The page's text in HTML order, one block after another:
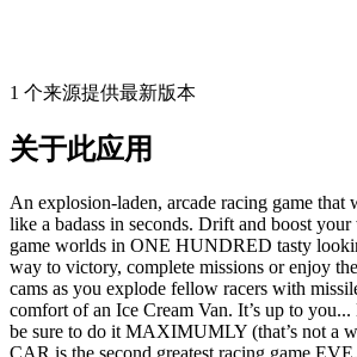
1 个来源提供最新版本
关于此应用
An explosion-laden, arcade racing game
like a badass in seconds. Drift and boost
game worlds in ONE HUNDRED tasty
way to victory, complete missions or enjoy
cams as you explode fellow racers with
comfort of an Ice Cream Van. It’s up to
be sure to do it MAXIMUMLY (that’s not
CAR is the second greatest racing game